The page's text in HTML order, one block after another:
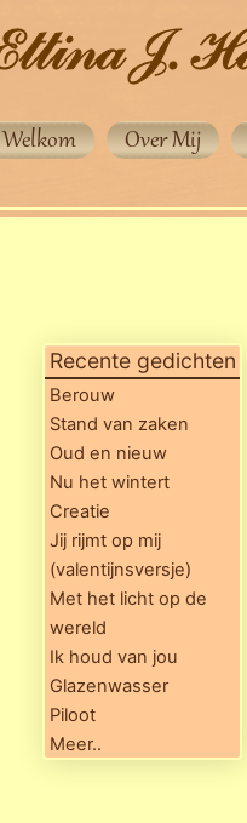
Welkom Over Mij
Recente gedichten
Berouw
Stand van zaken
Oud en nieuw
Nu het wintert
Creatie
Jij rijmt op mij
(valentijnsversje)
Met het licht op de
wereld
Ik houd van jou
Glazenwasser
Piloot
Meer..